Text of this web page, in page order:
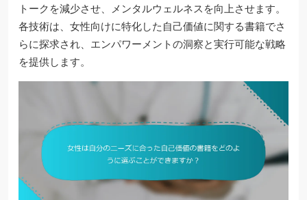
トークを減少させ、メンタルウェルネスを向上させます。
各技術は、女性向けに特化した自己価値に関する書籍でさ
らに探求され、エンパワーメントの洞察と実行可能な戦略
を提供します。